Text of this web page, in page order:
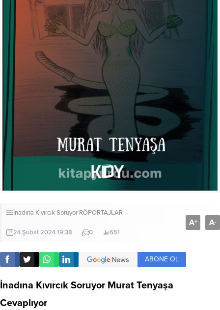
İnadına Kıvırcık Soruyor RÖPORTAJLAR
24 Şubat 2024 19:38 0 651
A+ A-
ABONE OL
İnadına Kıvırcık Soruyor Murat Tenyaşa
Cevaplıyor